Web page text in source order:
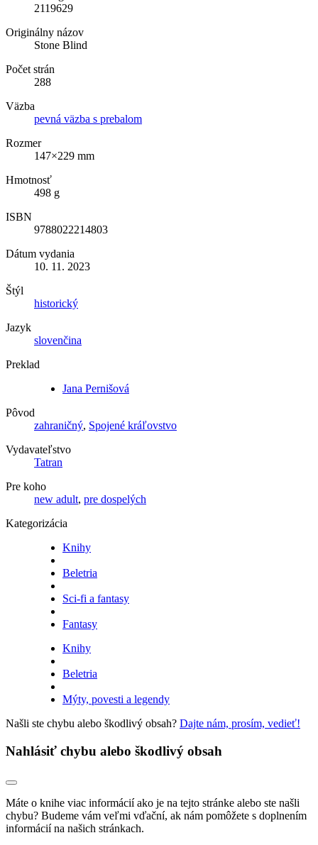
2119629
Originálny názov
Stone Blind
Počet strán
288
Väzba
pevná väzba s prebalom
Rozmer
147×229 mm
Hmotnosť
498 g
ISBN
9788022214803
Dátum vydania
10. 11. 2023
Štýl
historický
Jazyk
slovenčina
Preklad
Jana Pernišová
Pôvod
zahraničný, Spojené kráľovstvo
Vydavateľstvo
Tatran
Pre koho
new adult, pre dospelých
Kategorizácia
Knihy
Beletria
Sci-fi a fantasy
Fantasy
Knihy
Beletria
Mýty, povesti a legendy
Našli ste chybu alebo škodlivý obsah? Dajte nám, prosím, vedieť!
Nahlásiť chybu alebo škodlivý obsah
Máte o knihe viac informácií ako je na tejto stránke alebo ste našli
chybu? Budeme vám veľmi vďační, ak nám pomôžete s doplnením
informácií na našich stránkach.